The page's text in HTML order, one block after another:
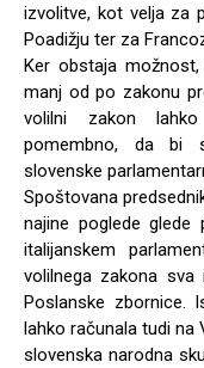
izvolitve, kot velja za
Poadižju ter za
Ker obstaja
manj od po zakonu
volilni zakon
pomembno, da bi
slovenske
Spoštovana
najine poglede glede
italijanskem
volilnega zakona sva
Poslanske zbornice.
lahko računala tudi na
slovenska narodna